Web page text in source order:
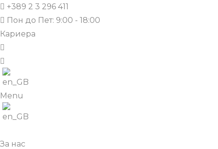
+389 2 3 296 411
Пон до Пет: 9:00 - 18:00
Кариера
Menu
За нас